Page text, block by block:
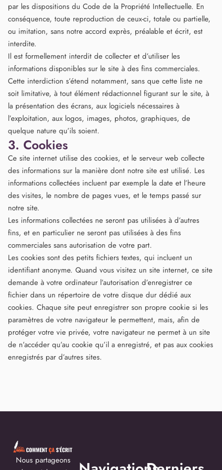
par les dispositions du Code de la Propriété Intellectuelle. En
conséquence, toute reproduction de ceux-ci, totale ou partielle,
ou imitation, sans notre accord exprès, préalable et écrit, est
interdite.
Il est formellement interdit de collecter et d’utiliser les
informations disponibles sur le site à des fins commerciales.
Cette interdiction s’étend notamment, sans que cette liste ne
soit limitative, à tout élément rédactionnel figurant sur le site, à
la présentation des écrans, aux logiciels nécessaires à
l’exploitation, aux logos, images, photos, graphiques, de
quelque nature qu’ils soient.
3. Cookies
Ce site internet utilise des cookies, et le serveur web collecte
des informations sur la manière dont notre site est utilisé. Les
informations collectées incluent par exemple la date et l’heure
des visites, le nombre de pages vues, et le temps passé sur
notre site.
Les informations collectées ne seront pas utilisées à d’autres
fins, et en particulier ne seront pas utilisées à des fins
commerciales sans autorisation de votre part.
Les cookies sont des petits fichiers textes, qui incluent un
identifiant anonyme. Quand vous visitez un site internet, ce site
demande à votre ordinateur l’autorisation d’enregistrer ce
fichier dans un répertoire de votre disque dur dédié aux
cookies. Chaque site peut enregistrer son propre cookie si les
paramètres de votre navigateur le permettent, mais, afin de
protéger votre vie privée, votre navigateur ne permet à un site
de n’accéder qu’au cookie qu’il a enregistré, et pas aux cookies
enregistrés par d’autres sites.
Nous partageons